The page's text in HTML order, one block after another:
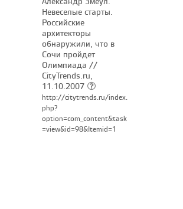
Невеселые старты.
Российские
архитекторы
обнаружили, что в
Сочи пройдет
Олимпиада //
CityTrends.ru,
11.10.2007
http://citytrends.ru/index.
php?
option=com_content&task
=view&id=98&Itemid=1